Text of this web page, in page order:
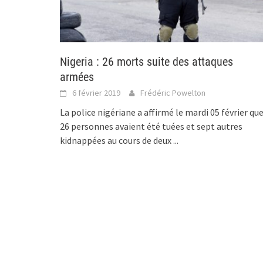
Nigeria : 26 morts suite des attaques
armées
6 février 2019 Frédéric Powelton
La police nigériane a affirmé le mardi 05 février que
26 personnes avaient été tuées et sept autres
kidnappées au cours de deux...